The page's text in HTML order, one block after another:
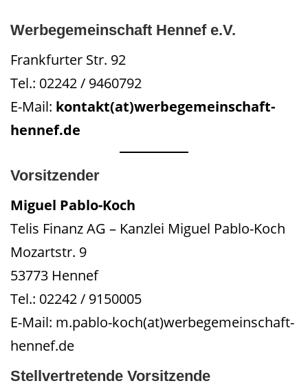
Werbegemeinschaft Hennef e.V.
Frankfurter Str. 92
Tel.: 02242 / 9460792
E-Mail: kontakt(at)werbegemeinschaft-
hennef.de
Vorsitzender
Miguel Pablo-Koch
Telis Finanz AG – Kanzlei Miguel Pablo-Koch
Mozartstr. 9
53773 Hennef
Tel.: 02242 / 9150005
E-Mail: m.pablo-koch(at)werbegemeinschaft-
hennef.de
Stellvertretende Vorsitzende